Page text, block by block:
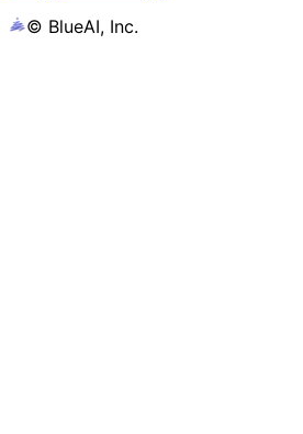
© BlueAI, Inc.